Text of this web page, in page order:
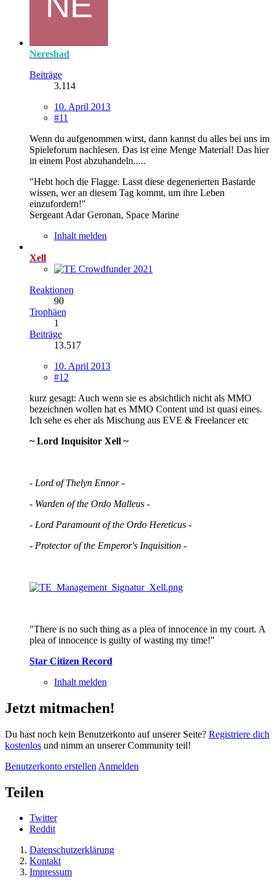
Nereshad
Beiträge
3.114
10. April 2013
#11
Wenn du aufgenommen wirst, dann kannst du alles bei uns im
Spieleforum nachlesen. Das ist eine Menge Material! Das hier
in einem Post abzuhandeln.....
"Hebt hoch die Flagge. Lasst diese degenerierten Bastarde
wissen, wer an diesem Tag kommt, um ihre Leben
einzufordern!"
Sergeant Adar Geronan, Space Marine
Inhalt melden
Xell
Reaktionen
90
Trophäen
1
Beiträge
13.517
10. April 2013
#12
kurz gesagt: Auch wenn sie es absichtlich nicht als MMO
bezeichnen wollen hat es MMO Content und ist quasi eines.
Ich sehe es eher als Mischung aus EVE & Freelancer etc
~ Lord Inquisitor Xell ~
- Lord of Thelyn Ennor -
- Warden of the Ordo Malleus -
- Lord Paramount of the Ordo Hereticus -
- Protector of the Emperor's Inquisition -
"There is no such thing as a plea of innocence in my court. A
plea of innocence is guilty of wasting my time!"
Star Citizen Record
Inhalt melden
Jetzt mitmachen!
Du hast noch kein Benutzerkonto auf unserer Seite? Registriere dich
kostenlos und nimm an unserer Community teil!
Benutzerkonto erstellen Anmelden
Teilen
Twitter
Reddit
Datenschutzerklärung
Kontakt
Impressum